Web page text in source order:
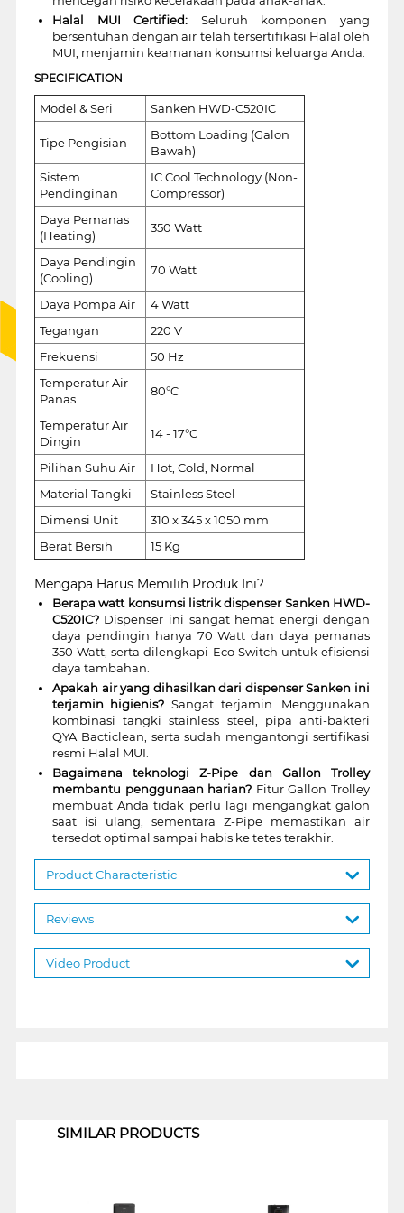
Halal MUI Certified: Seluruh komponen yang
bersentuhan dengan air telah tersertifikasi Halal oleh
MUI, menjamin keamanan konsumsi keluarga Anda.
SPECIFICATION
Model & Seri Sanken HWD-C520IC
Tipe Pengisian
Bottom Loading (Galon
Bawah)
Sistem
Pendinginan
IC Cool Technology (Non-
Compressor)
Daya Pemanas
(Heating)
350 Watt
Daya Pendingin
(Cooling)
70 Watt
Daya Pompa Air
4 Watt
Tegangan
220 V
Frekuensi
50 Hz
Temperatur Air
Panas
80°C
Temperatur Air
Dingin
14 - 17°C
Pilihan Suhu Air
Hot, Cold, Normal
Material Tangki
Stainless Steel
Dimensi Unit
310 x 345 x 1050 mm
Berat Bersih
15 Kg
Mengapa Harus Memilih Produk Ini?
Berapa watt konsumsi listrik dispenser Sanken HWD-
C520IC?Dispenser ini sangat hemat energi dengan
daya pendingin hanya 70 Watt dan daya pemanas
350 Watt, serta dilengkapi Eco Switch untuk efisiensi
daya tambahan.
Apakah air yang dihasilkan dari dispenser Sanken ini
terjamin higienis? Sangat terjamin. Menggunakan
kombinasi tangki stainless steel, pipa anti-bakteri
QYA Bacticlean, serta sudah mengantongi sertifikasi
resmi Halal MUI.
Bagaimana teknologi Z-Pipe dan Gallon Trolley
membantu penggunaan harian? Fitur Gallon Trolley
membuat Anda tidak perlu lagi mengangkat galon
saat isi ulang, sementara Z-Pipe memastikan air
tersedot optimal sampai habis ke tetes terakhir.
Product Characteristic
Reviews
Video Product
SIMILAR PRODUCTS